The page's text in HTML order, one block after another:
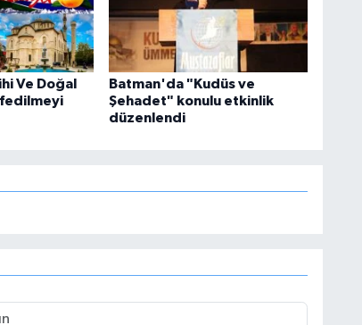
Ve Doğal
Batman'da "Kudüs ve
Şehadet" konulu etkinlik
düzenlendi